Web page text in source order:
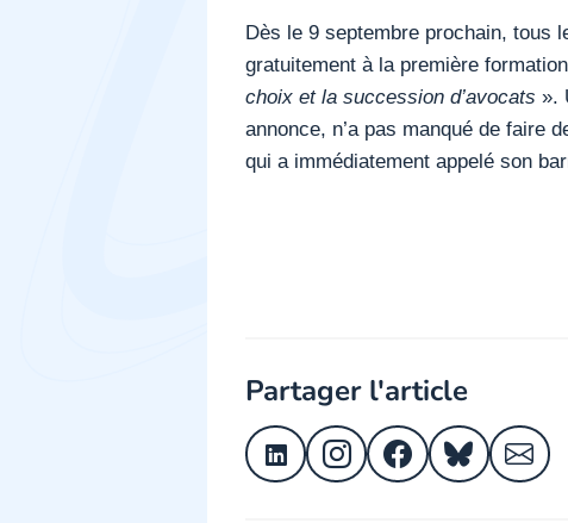
Dès le 9 septembre prochain, tous
gratuitement à la première
choix et la succession d’avocats ».
annonce, n’a pas manqué de faire
qui a immédiatement appelé son
Partager l'article